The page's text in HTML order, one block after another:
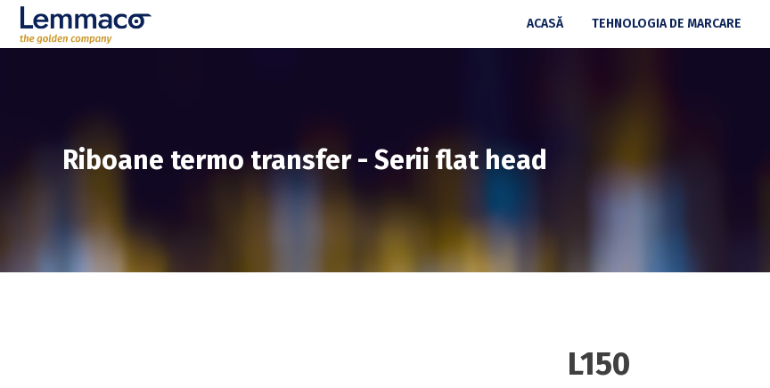
ACASĂ TEHNOLOGIA DE MARCARE
Riboane termo transfer- Serii flat head
L150